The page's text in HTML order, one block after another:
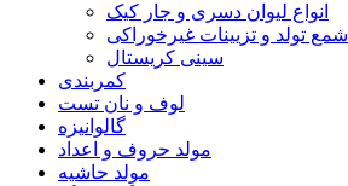
انواع لیوان دسری و جار کیک
شمع تولد و تزیینات غیرخوراکی
سینی کریستال
کمربندی
لوف و نان تست
گالوانیزه
مولد حروف و اعداد
مولد حاشیه